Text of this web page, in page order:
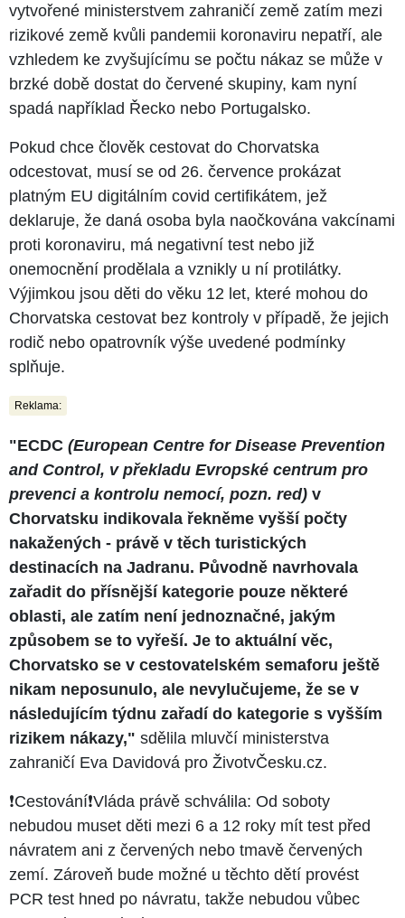
vytvořené ministerstvem zahraničí země zatím mezi
rizikové země kvůli pandemii koronaviru nepatří, ale
vzhledem ke zvyšujícímu se počtu nákaz se může v
brzké době dostat do červené skupiny, kam nyní
spadá například Řecko nebo Portugalsko.
Pokud chce člověk cestovat do Chorvatska
odcestovat, musí se od 26. července prokázat
platným EU digitálním covid certifikátem, jež
deklaruje, že daná osoba byla naočkována vakcínami
proti koronaviru, má negativní test nebo již
onemocnění prodělala a vznikly u ní protilátky.
Výjimkou jsou děti do věku 12 let, které mohou do
Chorvatska cestovat bez kontroly v případě, že jejich
rodič nebo opatrovník výše uvedené podmínky
splňuje.
Reklama:
"ECDC (European Centre for Disease Prevention
and Control, v překladu Evropské centrum pro
prevenci a kontrolu nemocí, pozn. red) v
Chorvatsku indikovala řekněme vyšší počty
nakažených - právě v těch turistických
destinacích na Jadranu. Původně navrhovala
zařadit do přísnější kategorie pouze některé
oblasti, ale zatím není jednoznačné, jakým
způsobem se to vyřeší. Je to aktuální věc,
Chorvatsko se v cestovatelském semaforu ještě
nikam neposunulo, ale nevylučujeme, že se v
následujícím týdnu zařadí do kategorie s vyšším
rizikem nákazy," sdělila mluvčí ministerstva
zahraničí Eva Davidová pro ŽivotvČesku.cz.
❗️Cestování❗️Vláda právě schválila: Od soboty
nebudou muset děti mezi 6 a 12 roky mít test před
návratem ani z červených nebo tmavě červených
zemí. Zároveň bude možné u těchto dětí provést
PCR test hned po návratu, takže nebudou vůbec